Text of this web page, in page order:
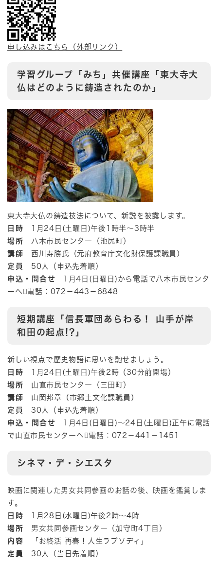
申し込みはこちら（外部リンク）
学習グループ「みち」共催講座「東大寺大
仏はどのように鋳造されたのか」
東大寺大仏の鋳造技法について、新説を披露します。
日時 1月24日(土曜日)午後1時半～3時半
場所 八木市民センター（池尻町）​
講師 西川寿勝氏（元府教育庁文化財保護課職員）
定員
50人（申込先着順）
申込・問合せ 1月4日(日曜日)から電話で八木市民センタ
ーへ電話：072－443－6848
短期講座「信長軍団あらわる！ 山手が岸
和田の起点!?」
新しい視点で歴史物語に思いを馳せましょう。
日時 1月24日(土曜日)午後2時（30分前開場）
場所 山直市民センター（三田町）​
講師 山岡邦章（市郷土文化課職員）
定員
30人（申込先着順）
申込・問合せ 1月4日(日曜日)～24日(土曜日)正午に電話
で山直市民センターへ電話：072－441－1451
シネマ・デ・シエスタ
映画に関連した男女共同参画のお話の後、映画を鑑賞しま
す。
日時 1月28日(水曜日)午後2時～4時
場所 男女共同参画センター（加守町4丁目）
内容 「お終活 再春！人生ラプソディ」
定員
30人（当日先着順）